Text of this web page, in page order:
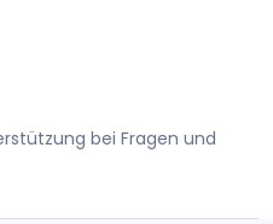
bei Fragen und